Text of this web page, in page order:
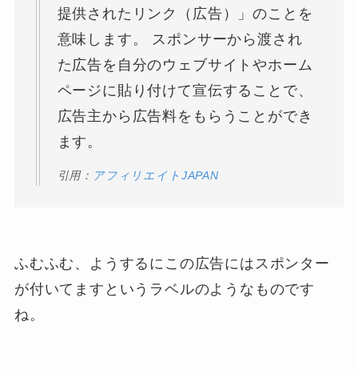
提供されたリンク（広告）」のことを
意味します。 スポンサーから渡され
た広告を自分のウェブサイトやホーム
ページに貼り付けて宣伝することで、
広告主から広告料をもらうことができ
ます。
引用： アフィリエイトJAPAN
ふむふむ、ようするにこの広告にはスポンター
が付いてますというラベルのようなものです
ね。